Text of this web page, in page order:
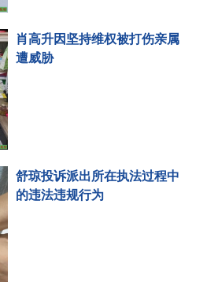
肖高升因坚持维权被打伤亲属
遭威胁
舒琼投诉派出所在执法过程中
的违法违规行为